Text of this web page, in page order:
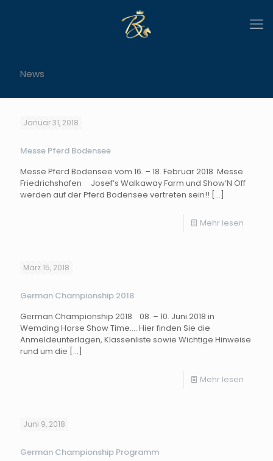
News
Januar 31, 2018
Messe Pferd Bodensee
Messe Pferd Bodensee vom 16. – 18. Februar 2018 Messe
Friedrichshafen Josef’s Walkaway Farm und Show’N Off
werden auf der Pferd Bodensee vertreten sein!! […]
Mehr lesen
März 15, 2018
German Championship 2018
German Championship 2018 08. – 10. Juni 2018 in
Wemding Horse Show Time…. Hier finden Sie die
Anmeldeunterlagen, Klassenliste sowie Wichtige Hinweise
rund um die […]
Mehr lesen
Juni 9, 2018
German Championship Programm